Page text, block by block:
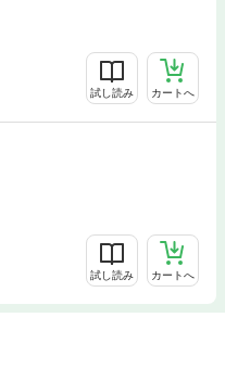
試し読み カートへ
試し読み カートへ